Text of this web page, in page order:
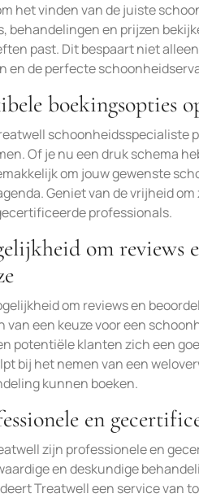
het vinden van de juiste
behandelingen en prijzen
past. Dit bespaart niet
en de perfecte
boekingsopties
schoonheidsspecialiste
Of je nu een druk schema
om jouw gewenste
Geniet van de vrijheid
professionals.
om reviews
om reviews en
van een keuze voor een
potentiële klanten zich een
bij het nemen van een
kunnen boeken.
en
zijn professionele en
en deskundige
Treatwell een service van